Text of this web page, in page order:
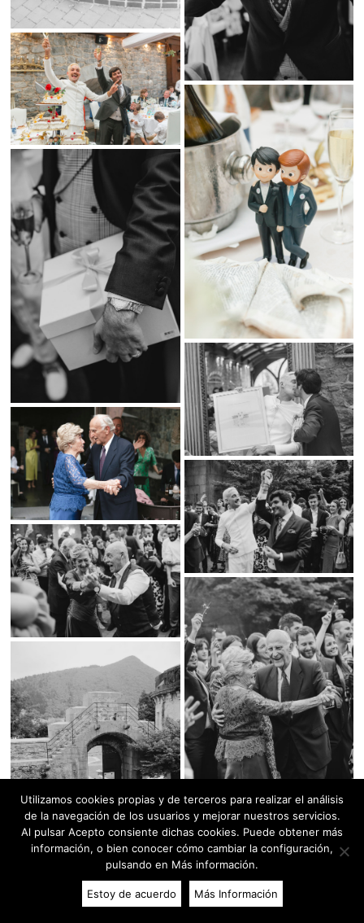
Utilizamos cookies propias y de terceros para realizar el análisis
de la navegación de los usuarios y mejorar nuestros servicios.
Al pulsar Acepto consiente dichas cookies. Puede obtener más
información, o bien conocer cómo cambiar la configuración,
pulsando en Más información.
Estoy de acuerdo Más Información